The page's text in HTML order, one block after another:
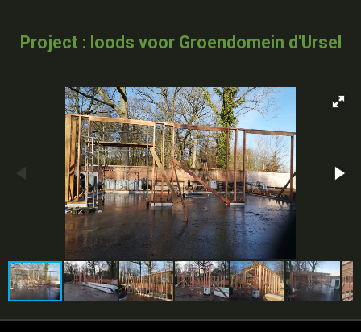
Project : loods voor Groendomein d'Ursel